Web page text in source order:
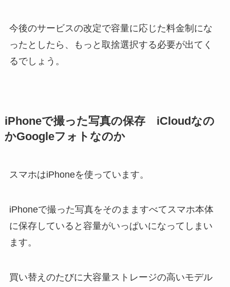
今後のサービスの改定で容量に応じた料金制にな
ったとしたら、もっと取捨選択する必要が出てく
るでしょう。
iPhoneで撮った写真の保存 iCloudなの
かGoogleフォトなのか
スマホはiPhoneを使っています。
iPhoneで撮った写真をそのまますべてスマホ本体
に保存していると容量がいっぱいになってしまい
ます。
買い替えのたびに大容量ストレージの高いモデル